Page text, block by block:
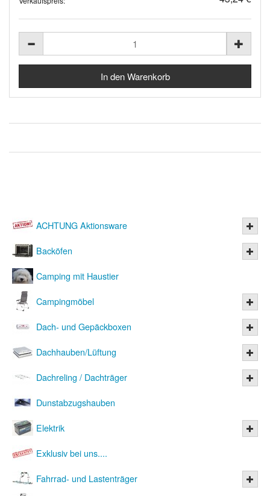
ACHTUNG Aktionsware
Backöfen
Camping mit Haustier
Campingmöbel
Dach- und Gepäckboxen
Dachhauben/Lüftung
Dachreling / Dachträger
Dunstabzugshauben
Elektrik
Exklusiv bei uns....
Fahrrad- und Lastenträger